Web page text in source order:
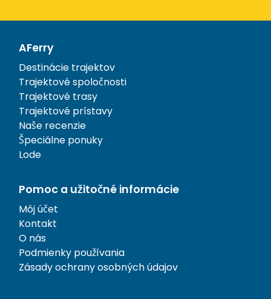
AFerry
Destinácie trajektov
Trajektové spoločnosti
Trajektové trasy
Trajektové prístavy
Naše recenzie
Špeciálne ponuky
Lode
Pomoc a užitočné informácie
Môj účet
Kontakt
O nás
Podmienky používania
Zásady ochrany osobných údajov